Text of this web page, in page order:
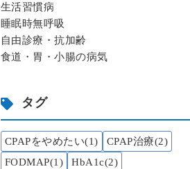
生活習慣病
睡眠時無呼吸
自由診療・抗加齢
食道・胃・小腸の病気
タグ
CPAPをやめたい(1)
CPAP治療(2)
FODMAP(1)
HbA1c(2)